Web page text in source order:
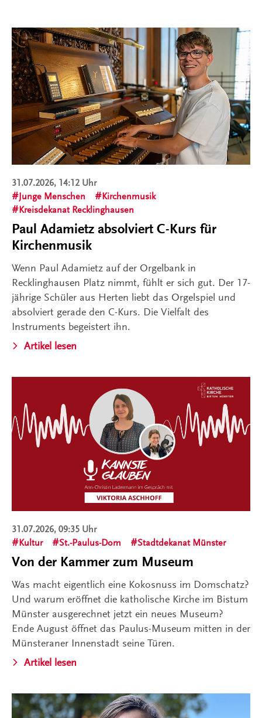
31.07.2026, 14:12 Uhr
Junge Menschen
Kirchenmusik
Kreisdekanat Recklinghausen
Paul Adamietz absolviert C-Kurs für
Kirchenmusik
Wenn Paul Adamietz auf der Orgelbank in
Recklinghausen Platz nimmt, fühlt er sich gut. Der 17-
jährige Schüler aus Herten liebt das Orgelspiel und
absolviert gerade den C-Kurs. Die Vielfalt des
Instruments begeistert ihn.
Artikel lesen
31.07.2026, 09:35 Uhr
Kultur
St.-Paulus-Dom Stadtdekanat Münster
Von der Kammer zum Museum
Was macht eigentlich eine Kokosnuss im Domschatz?
Und warum eröffnet die katholische Kirche im Bistum
Münster ausgerechnet jetzt ein neues Museum?
Ende August öffnet das Paulus-Museum mitten in der
Münsteraner Innenstadt seine Türen.
Artikel lesen